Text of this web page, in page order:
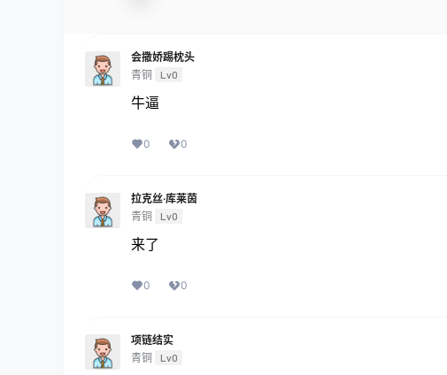
会撒娇踢枕头
青铜
Lv0
牛逼
0 0
拉克丝·库莱茵
青铜
Lv0
来了
0 0
项链结实
青铜
Lv0